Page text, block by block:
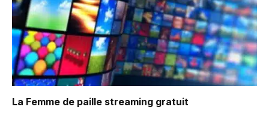
La Femme de paille streaming gratuit